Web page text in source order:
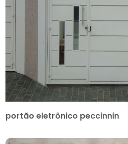
portão eletrônico peccinnin